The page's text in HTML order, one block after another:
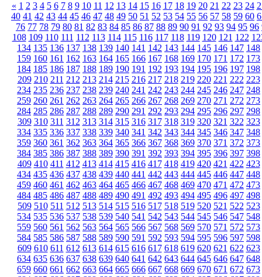
« 1 2 3 4 5 6 7 8 9 10 11 12 13 14 15 16 17 18 19 20 21 22 23 24
40 41 42 43 44 45 46 47 48 49 50 51 52 53 54 55 56 57 58 59 60
76 77 78 79 80 81 82 83 84 85 86 87 88 89 90 91 92 93 94 95 96
108 109 110 111 112 113 114 115 116 117 118 119 120 121 122
134 135 136 137 138 139 140 141 142 143 144 145 146 147 148
159 160 161 162 163 164 165 166 167 168 169 170 171 172 173
184 185 186 187 188 189 190 191 192 193 194 195 196 197 198
209 210 211 212 213 214 215 216 217 218 219 220 221 222 223
234 235 236 237 238 239 240 241 242 243 244 245 246 247 248
259 260 261 262 263 264 265 266 267 268 269 270 271 272 273
284 285 286 287 288 289 290 291 292 293 294 295 296 297 298
309 310 311 312 313 314 315 316 317 318 319 320 321 322 323
334 335 336 337 338 339 340 341 342 343 344 345 346 347 348
359 360 361 362 363 364 365 366 367 368 369 370 371 372 373
384 385 386 387 388 389 390 391 392 393 394 395 396 397 398
409 410 411 412 413 414 415 416 417 418 419 420 421 422 423
434 435 436 437 438 439 440 441 442 443 444 445 446 447 448
459 460 461 462 463 464 465 466 467 468 469 470 471 472 473
484 485 486 487 488 489 490 491 492 493 494 495 496 497 498
509 510 511 512 513 514 515 516 517 518 519 520 521 522 523
534 535 536 537 538 539 540 541 542 543 544 545 546 547 548
559 560 561 562 563 564 565 566 567 568 569 570 571 572 573
584 585 586 587 588 589 590 591 592 593 594 595 596 597 598
609 610 611 612 613 614 615 616 617 618 619 620 621 622 623
634 635 636 637 638 639 640 641 642 643 644 645 646 647 648
659 660 661 662 663 664 665 666 667 668 669 670 671 672 673